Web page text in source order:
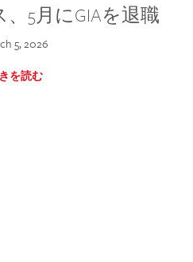
5月にGIAを退職
5, 2026
を読む